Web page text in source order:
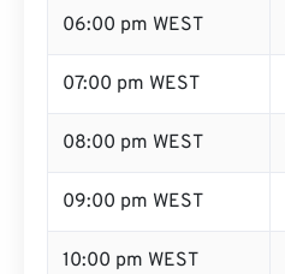
06:00 pm WEST
07:00 pm WEST
08:00 pm WEST
09:00 pm WEST
10:00 pm WEST